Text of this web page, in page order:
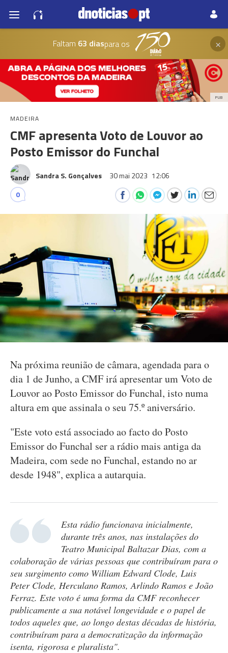
Faltam 63 diaspara os ×
PUB
MADEIRA
CMF apresenta Voto de Louvor ao
Posto Emissor do Funchal
Sandra S. Gonçalves 30 mai 2023 12:06
0
Na próxima reunião de câmara, agendada para o
dia 1 de Junho, a CMF irá apresentar um Voto de
Louvor ao Posto Emissor do Funchal, isto numa
altura em que assinala o seu 75.º aniversário.
"Este voto está associado ao facto do Posto
Emissor do Funchal ser a rádio mais antiga da
Madeira, com sede no Funchal, estando no ar
desde 1948", explica a autarquia.
Esta rádio funcionava inicialmente,
durante três anos, nas instalações do
Teatro Municipal Baltazar Dias, com a
colaboração de várias pessoas que contribuíram para o
seu surgimento como William Edward Clode, Luis
Peter Clode, Herculano Ramos, Arlindo Ramos e João
Ferraz. Este voto é uma forma da CMF reconhecer
publicamente a sua notável longevidade e o papel de
todos aqueles que, ao longo destas décadas de história,
contribuíram para a democratização da informação
isenta, rigorosa e pluralista".